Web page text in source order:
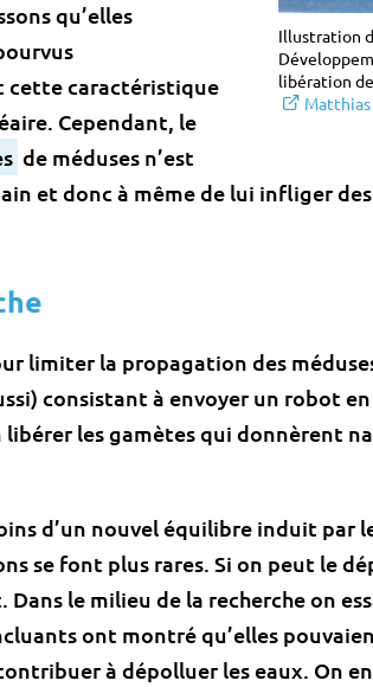
Illustration
libération
qu’elles
cette caractéristique
Cependant, le
de méduses n’est
et donc à même de lui infliger
limiter la propagation des
consistant à envoyer un robot
les gamètes qui donnèrent
d’un nouvel équilibre induit par
se font plus rares. Si on peut le
le milieu de la recherche on
ont montré qu’elles
à dépolluer les eaux. On